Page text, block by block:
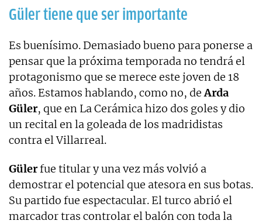
Güler tiene que ser importante
Es buenísimo. Demasiado bueno para ponerse a
pensar que la próxima temporada no tendrá el
protagonismo que se merece este joven de 18
años. Estamos hablando, como no, deArda
Güler, que en La Cerámica hizo dos goles y dio
un recital en la goleada de los madridistas
contra el Villarreal.
Gülerfue titular y una vez más volvió a
demostrar el potencial que atesora en sus botas.
Su partido fue espectacular. El turco abrió el
marcador tras controlar el balón con toda la